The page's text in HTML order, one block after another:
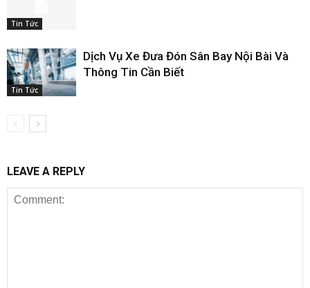
Tin Tức
Tin Tức
Dịch Vụ Xe Đưa Đón Sân Bay Nội Bài Và
Thông Tin Cần Biết
LEAVE A REPLY